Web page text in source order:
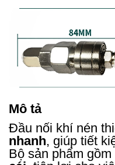
Mô tả
Đầu nối khí nén
nhanh, giúp tiết
Bộ sản phẩm gồm